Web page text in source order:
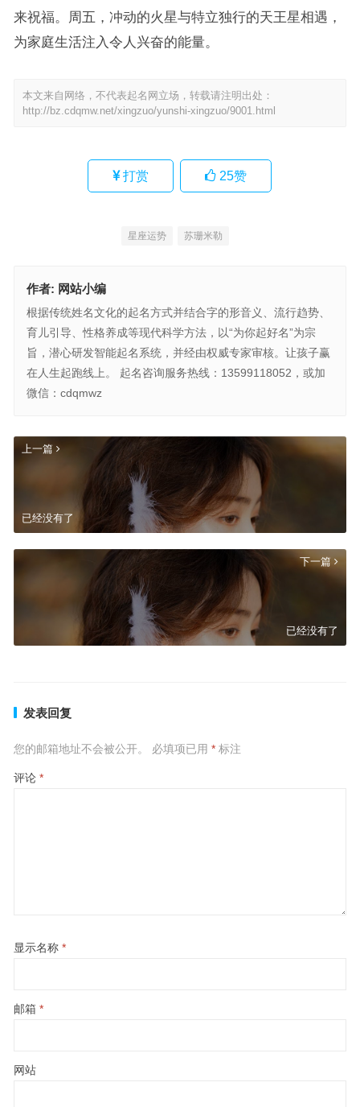
来祝福。周五，冲动的火星与特立独行的天王星相遇，
为家庭生活注入令人兴奋的能量。
本文来自网络，不代表起名网立场，转载请注明出处：
http://bz.cdqmw.net/xingzuo/yunshi-xingzuo/9001.html
打赏 25赞
星座运势 苏珊米勒
作者: 网站小编
根据传统姓名文化的起名方式并结合字的形音义、流行趋势、
育儿引导、性格养成等现代科学方法，以“为你起好名”为宗
旨，潜心研发智能起名系统，并经由权威专家审核。让孩子赢
在人生起跑线上。 起名咨询服务热线：13599118052，或加
微信：cdqmwz
上一篇
已经没有了
下一篇
已经没有了
发表回复
您的邮箱地址不会被公开。 必填项已用 *标注
评论 *
显示名称 *
邮箱 *
网站